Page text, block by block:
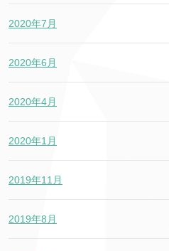
2020年7月
2020年6月
2020年4月
2020年1月
2019年11月
2019年8月